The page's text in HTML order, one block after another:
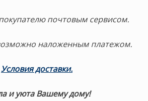
почтовым сервисом.
наложенным платежом.
Условия доставки.
и уюта Вашему дому!